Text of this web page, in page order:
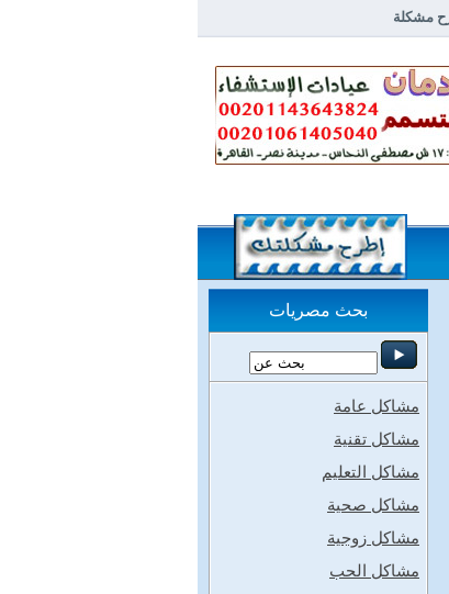
مشكلة
بحث مصريات
مشاكل عامة
مشاكل تقنية
مشاكل التعليم
مشاكل صحية
مشاكل زوجية
مشاكل الحب